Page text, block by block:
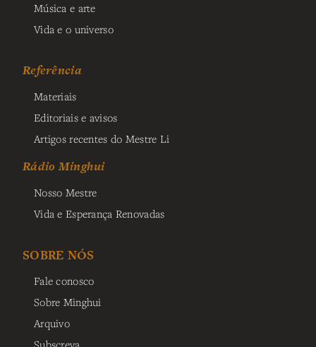
Música e arte
Vida e o universo
Referência
Materiais
Editoriais e avisos
Artigos recentes do Mestre Li
Rádio Minghui
Nosso Mestre
Vida e Esperança Renovadas
SOBRE NÓS
Fale conosco
Sobre Minghui
Arquivo